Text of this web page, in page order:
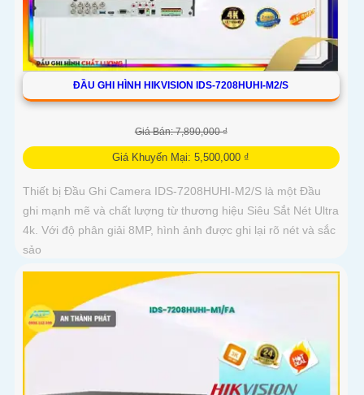
ĐẦU GHI HÌNH HIKVISION IDS-7208HUHI-M2/S
Giá Bán: 7,890,000 ₫
Giá Khuyến Mại: 5,500,000 ₫
Thiết bị Đầu Ghi Camera IDS-7208HUHI-M2/S là một Đầu
ghi mạnh mẽ và chất lượng từ thương hiệu Siêu Sắt Nét Ultra
4k. Với độ phân giải 8MP, hình ảnh được ghi lại rõ nét và sắc
sảo